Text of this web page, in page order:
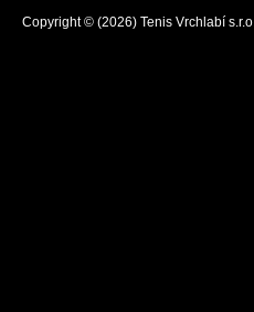
Copyright © (2026) Tenis Vrchlabí s.r.o.